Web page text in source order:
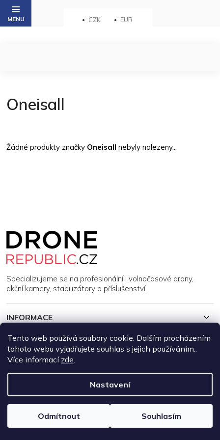
Tento web používá soubory cookie. Dalším procházením
tohoto webu vyjadřujete souhlas s jejich používáním..
Více informací zde.
Nastavení
Odmítnout Souhlasím
Přejít
obsah
CZK EUR
Oneisall
Žádné produkty značky Oneisall nebyly nalezeny...
Specializujeme se na profesionální i volnočasové drony,
akční kamery, stabilizátory a příslušenství.
INFORMACE
MŮJ ÚČET
Copyright 2026DroneRepublic.cz. Všechna práva vyhrazena.
Upravit nastavení cookies